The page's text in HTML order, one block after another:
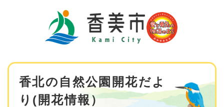
本
香北の自然公園開花だよ
り(開花情報）